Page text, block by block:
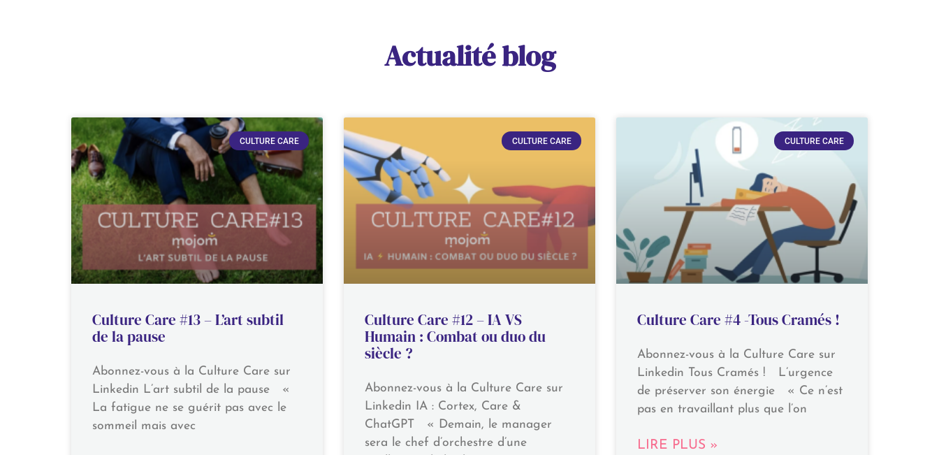
Actualité blog
CULTURE CARE
Culture Care #13 – L’art subtil
de la pause
Abonnez-vous à la Culture Care sur
Linkedin L’art subtil de la pause «
La fatigue ne se guérit pas avec le
sommeil mais avec
CULTURE CARE
Culture Care #12 – IA VS
Humain : Combat ou duo du
siècle ?
Abonnez-vous à la Culture Care sur
Linkedin IA : Cortex, Care &
ChatGPT « Demain, le manager
sera le chef d’orchestre d’une
CULTURE CARE
Culture Care #4 -Tous Cramés !
Abonnez-vous à la Culture Care sur
Linkedin Tous Cramés ! L’urgence
de préserver son énergie « Ce n’est
pas en travaillant plus que l’on
LIRE PLUS »